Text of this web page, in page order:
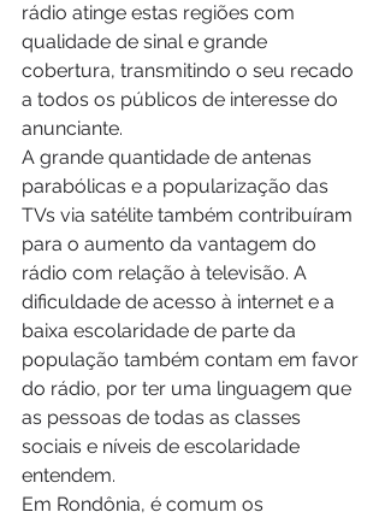
rádio atinge estas regiões com
qualidade de sinal e grande
cobertura, transmitindo o seu recado
a todos os públicos de interesse do
anunciante.
A grande quantidade de antenas
parabólicas e a popularização das
TVs via satélite também contribuíram
para o aumento da vantagem do
rádio com relação à televisão. A
dificuldade de acesso à internet e a
baixa escolaridade de parte da
população também contam em favor
do rádio, por ter uma linguagem que
as pessoas de todas as classes
sociais e níveis de escolaridade
entendem.
Em Rondônia, é comum os